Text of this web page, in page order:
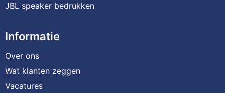
JBL speaker bedrukken
Informatie
Over ons
Wat klanten zeggen
Vacatures